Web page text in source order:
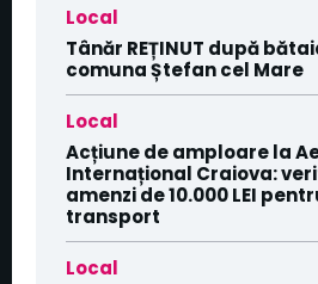
Local
Tânăr REȚINUT după
comuna Ștefan cel Mare
Local
Acțiune de amploare la
Internațional Craiova:
amenzi de 10.000 LEI
transport
Local